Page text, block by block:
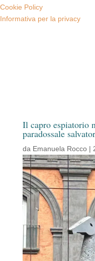
Cookie Policy
Informativa per la privacy
Il capro espiatorio
paradossale
da Emanuela Rocco|